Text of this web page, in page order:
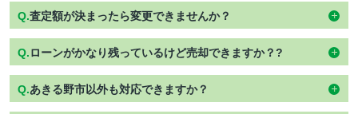
Q.査定額が決まったら変更できませんか？
Q.ローンがかなり残っているけど売却できますか？?
Q.あきる野市以外も対応できますか？